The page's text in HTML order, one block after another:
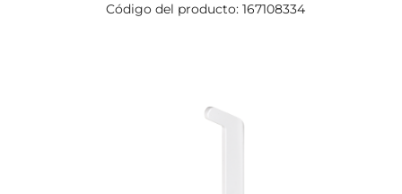
Código del producto: 167108334